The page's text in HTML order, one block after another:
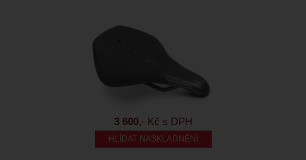
3 600,- Kč s DPH
HLÍDAT NASKLADNĚNÍ